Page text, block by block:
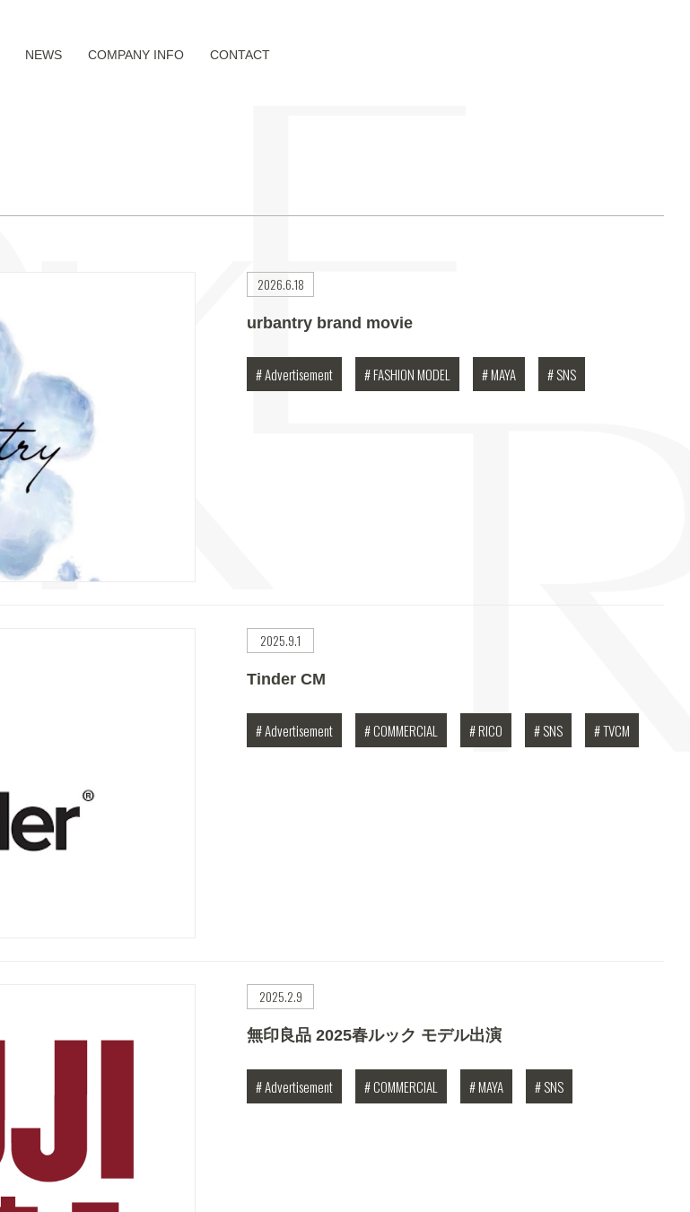
NEWS COMPANY INFO CONTACT
2026.6.18
urbantry brand movie
# Advertisement # FASHION MODEL # MAYA # SNS
2025.9.1
Tinder CM
# Advertisement # COMMERCIAL # RICO # SNS # TVCM
2025.2.9
無印良品 2025春ルック モデル出演
# Advertisement # COMMERCIAL # MAYA # SNS